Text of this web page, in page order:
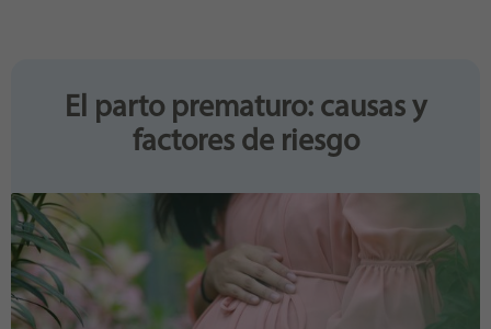
El parto prematuro: causas y
factores de riesgo